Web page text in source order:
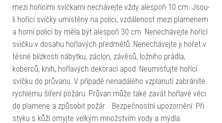
mezi hořícími svíčkami nechávejte vždy alespoň 10 cm. Jsou-
li hořící svíčky umístěny na polici, vzdálenost mezi plamenem
a horní policí by měla být alespoň 30 cm. Nenechávejte hořící
svíčku v dosahu hořlavých předmětů. Nenechávejte ji hořet v
těsné blízkosti nábytku, záclon, závěsů, ložního prádla,
koberců, knih, hořlavých dekorací apod. Neumisťujte hořící
svíčku do průvanu. V případě nenadálého vzplanutí zabráníte
rychlému šíření požáru. Průvan může také zavát hořlavé věci
do plamene a způsobit požár. Bezpečnostní upozornění: Při
styku s kůží omyjte velkým množstvím vody a mýdla.